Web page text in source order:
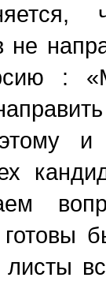
не
:
и
готовы